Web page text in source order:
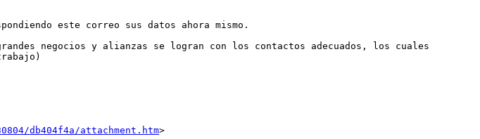
este correo sus datos ahora mismo.
negocios y alianzas se logran con los contactos adecuados, los cuales
db404f4a/attachment.htm